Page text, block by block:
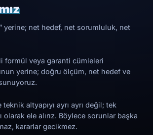
yerine; net hedef, net sorumluluk, net
formül veya garanti cümleleri
yerine; doğru ölçüm, net hedef ve
altyapıyı ayrı ayrı değil; tek
olarak ele alırız. Böylece sorunlar başka
kararlar gecikmez.